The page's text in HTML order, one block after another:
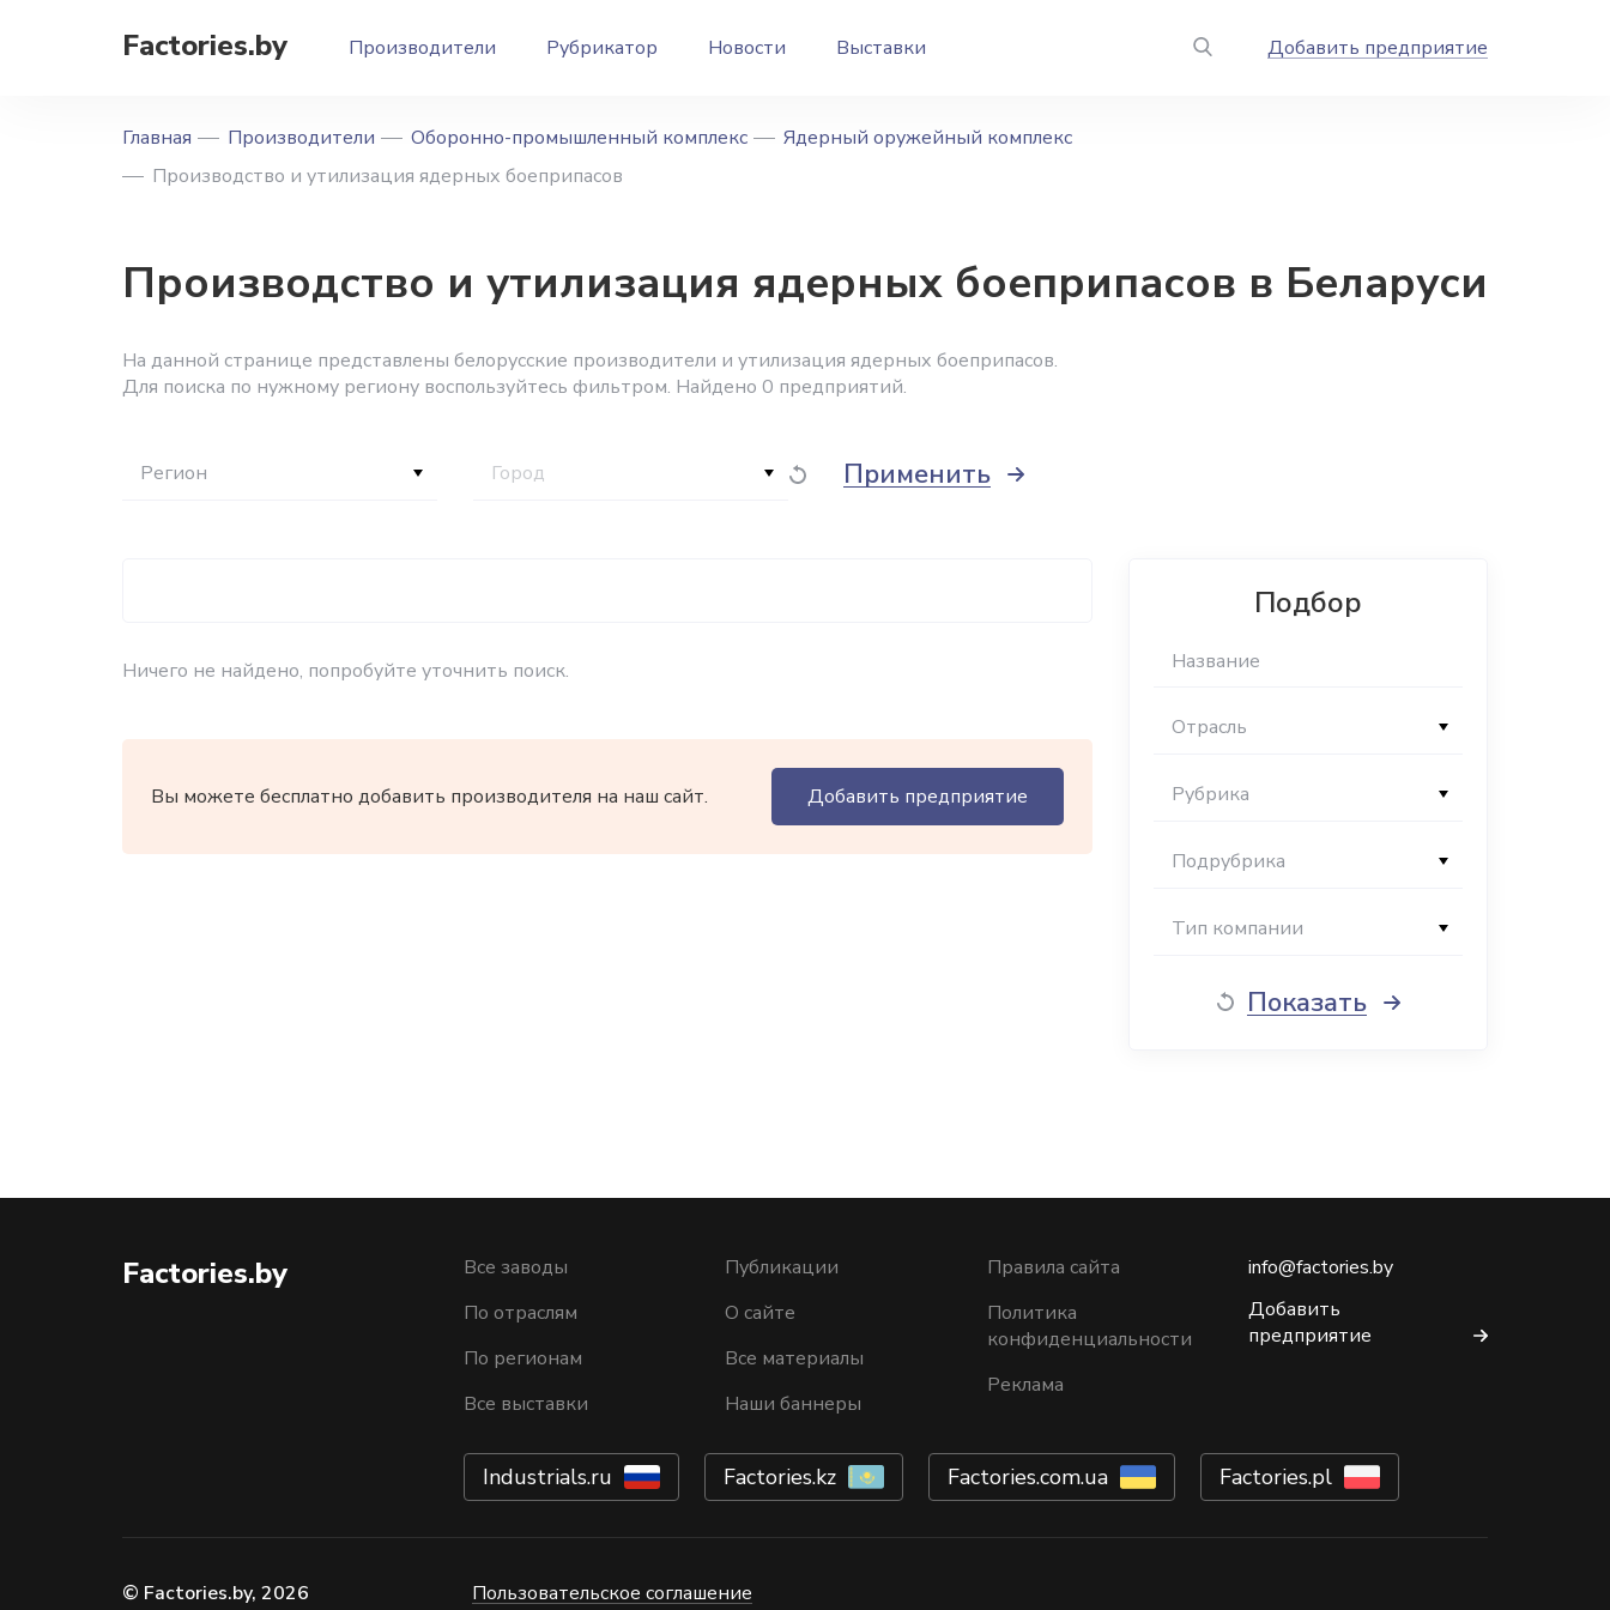
Factories.by Производители Рубрикатор Новости Выставки Добавить предприятие
Главная Производители Оборонно-промышленный комплекс
Ядерный оружейный комплекс
Производство и утилизация ядерных боеприпасов
Производство и утилизация ядерных боеприпасов в Беларуси
На данной странице представлены белорусские производители и утилизация ядерных боеприпасов.
Для поиска по нужному региону воспользуйтесь фильтром. Найдено 0 предприятий.
Регион Город Применить
Ничего не найдено, попробуйте уточнить поиск.
Вы можете бесплатно добавить производителя на наш сайт. Добавить предприятие
Подбор
Отрасль
Рубрика
Подрубрика
Тип компании
Показать
Factories.by
Все заводы
По отраслям
По регионам
Все выставки
Публикации
О сайте
Все материалы
Наши баннеры
Правила сайта
Политика
конфиденциальности
Реклама
info@factories.by
Добавить
предприятие
Industrials.ru Factories.kz Factories.com.ua Factories.pl
© Factories.by, 2026 Пользовательское соглашение